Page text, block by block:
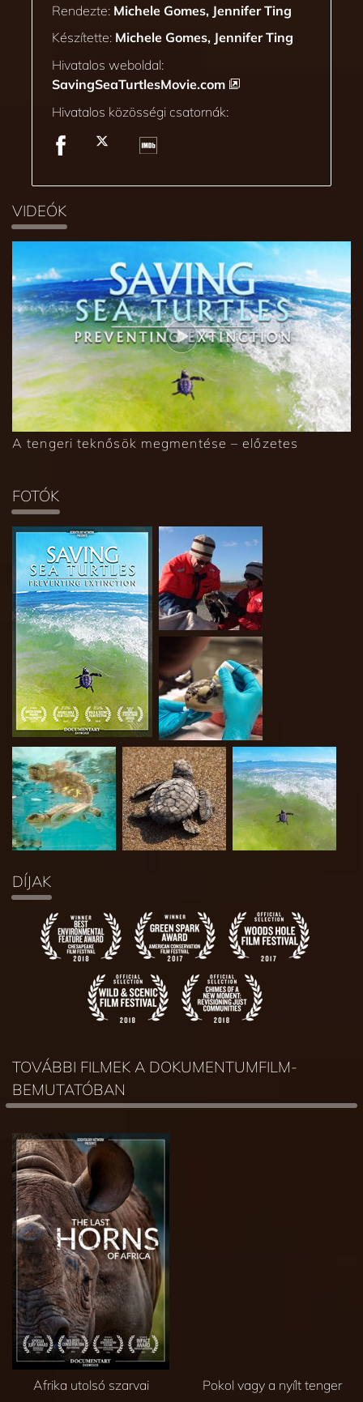
Rendezte: Michele Gomes, Jennifer Ting
Készítette: Michele Gomes, Jennifer Ting
Hivatalos weboldal:
SavingSeaTurtlesMovie.com
Hivatalos közösségi csatornák:
VIDEÓK
A tengeri teknősök megmentése – előzetes
FOTÓK
DÍJAK
TOVÁBBI FILMEK A DOKUMENTUMFILM-
BEMUTATÓBAN
Afrika utolsó szarvai Pokol vagy a nyílt tenger